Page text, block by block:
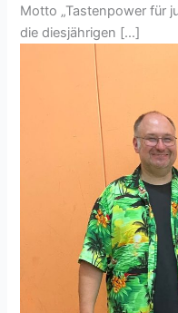
Motto „Tastenpower für
die diesjährigen […]